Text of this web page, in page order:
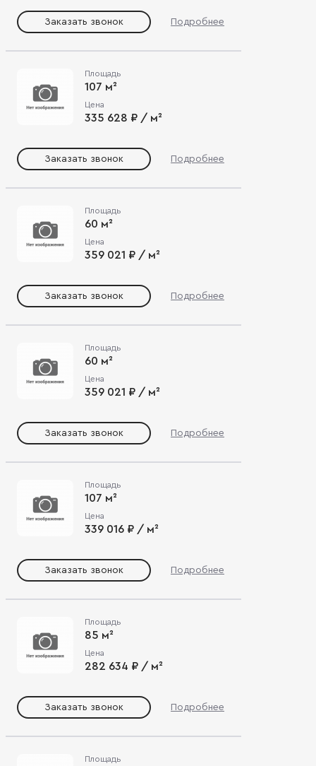
Заказать звонок Подробнее
Площадь
107 м²
Цена
335 628 ₽ / м²
Заказать звонок Подробнее
Площадь
60 м²
Цена
359 021 ₽ / м²
Заказать звонок Подробнее
Площадь
60 м²
Цена
359 021 ₽ / м²
Заказать звонок Подробнее
Площадь
107 м²
Цена
339 016 ₽ / м²
Заказать звонок Подробнее
Площадь
85 м²
Цена
282 634 ₽ / м²
Заказать звонок Подробнее
Площадь